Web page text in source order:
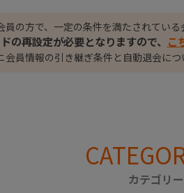
員の方で、一定の条件を満たされてい
の再設定が必要となりますので、 こ
会員情報の引き継ぎ条件と自動退会に
カテゴリー